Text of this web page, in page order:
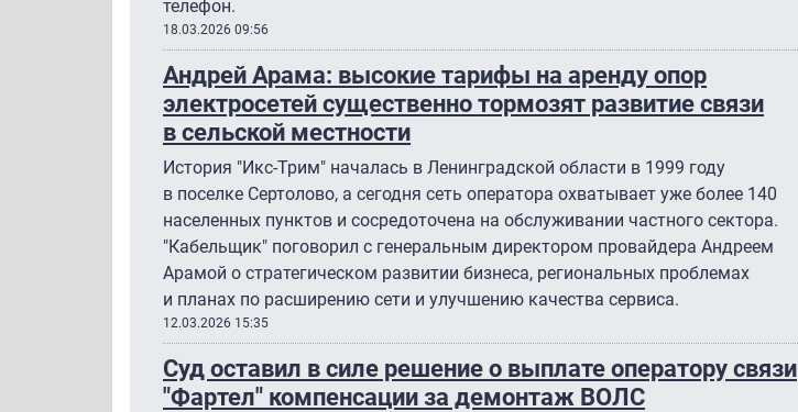
телефон.
18.03.2026 09:56
Андрей Арама: высокие тарифы на аренду опор
электросетей существенно тормозят развитие связи
в сельской местности
История "Икс-Трим" началась в Ленинградской области в 1999 году
в поселке Сертолово, а сегодня сеть оператора охватывает уже более 140
населенных пунктов и сосредоточена на обслуживании частного сектора.
"Кабельщик" поговорил с генеральным директором провайдера Андреем
Арамой о стратегическом развитии бизнеса, региональных проблемах
и планах по расширению сети и улучшению качества сервиса.
12.03.2026 15:35
Суд оставил в силе решение о выплате оператору связи
"Фартел" компенсации за демонтаж ВОЛС